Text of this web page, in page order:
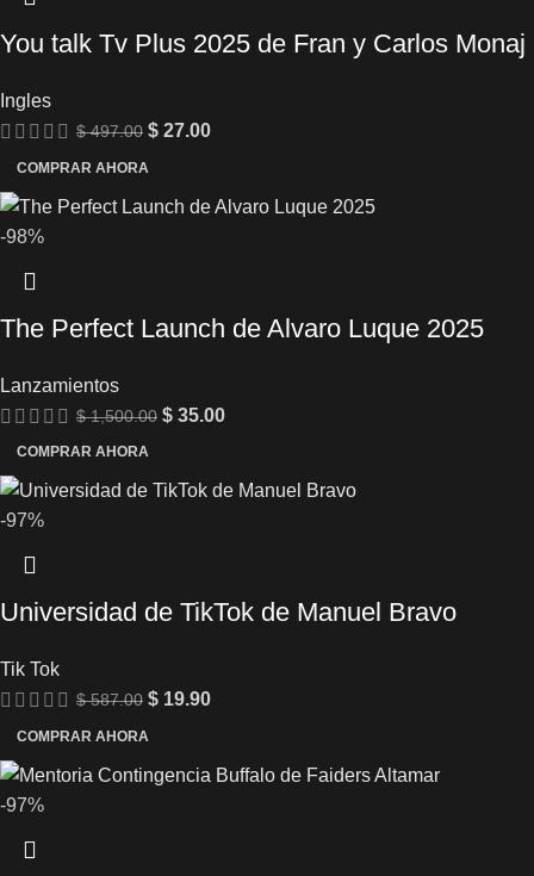
You talk Tv Plus 2025 de Fran y Carlos Monaj
Ingles
$497.00 $ 27.00
COMPRAR AHORA
-98%
The Perfect Launch de Alvaro Luque 2025
Lanzamientos
$1,500.00 $ 35.00
COMPRAR AHORA
-97%
Universidad de TikTok de Manuel Bravo
Tik Tok
$587.00 $ 19.90
COMPRAR AHORA
-97%